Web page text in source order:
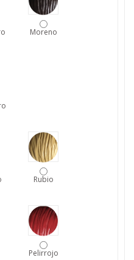
Moreno
Rubio
Pelirrojo